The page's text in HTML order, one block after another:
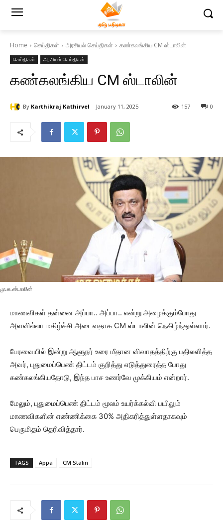
Home செய்திகள் அரசியல் செய்திகள் கண்கலங்கிய CM ஸ்டாலின்
செய்திகள் அரசியல் செய்திகள்
கண்கலங்கிய CM ஸ்டாலின்
By Karthikraj Kathirvel January 11, 2025 0
157
மு.க.ஸ்டாலின்
மாணவிகள் தன்னை அப்பா.. அப்பா.. என்று அழைக்கும்போது
அளவில்லா மகிழ்ச்சி அடைவதாக CM ஸ்டாலின் நெகிழ்ந்துள்ளார்.
பேரவையில் இன்று ஆளுநர் உரை மீதான விவாதத்திற்கு பதிலளித்த
அவர், புதுமைப்பெண் திட்டம் குறித்து எடுத்துரைத்த போது
கண்கலங்கியதோடு, இந்த பாச உணர்வே முக்கியம் என்றார்.
மேலும், புதுமைப்பெண் திட்டம் மூலம் உயர்க்கல்வி பயிலும்
மாணவிகளின் எண்ணிக்கை 30% அதிகரித்துள்ளதாகவும்
பெருமிதம் தெரிவித்தார்.
TAGS Appa CM Stalin